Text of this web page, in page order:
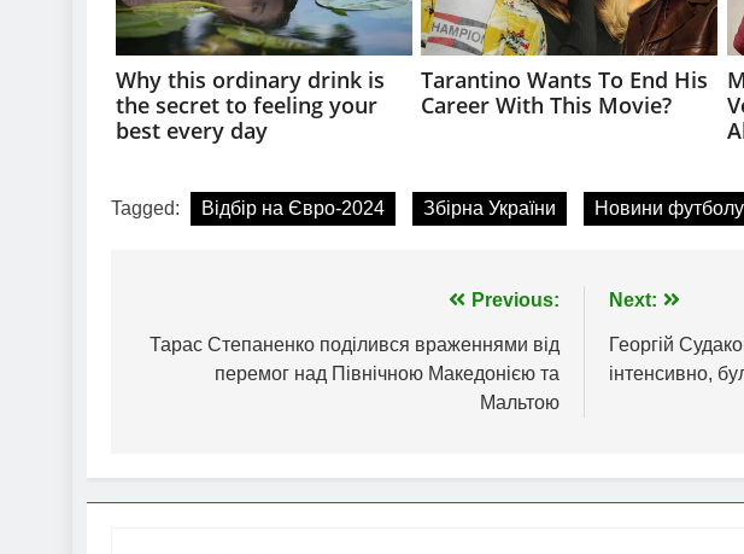
Tagged: Відбір на Євро-2024 Збірна України Новини футболу
записів
Previous:
Тарас Степаненко поділився враженнями від
перемог над Північною Македонією та
Мальтою
Next:
Георгій
інтенсивно,